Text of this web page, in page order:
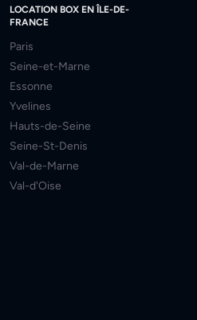
LOCATION BOX EN ÎLE-DE-
FRANCE
Paris
Seine-et-Marne
Essonne
Yvelines
Hauts-de-Seine
Seine-St-Denis
Val-de-Marne
Val-d'Oise